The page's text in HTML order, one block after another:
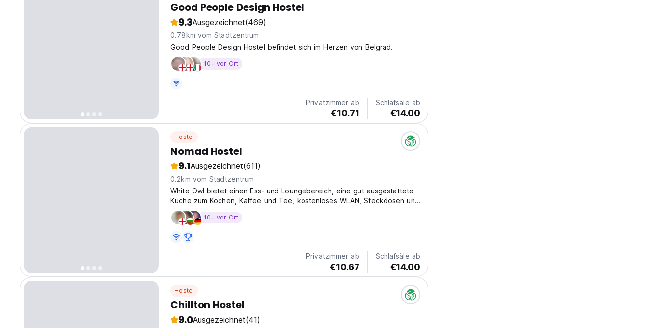
Good People Design Hostel
9.3Ausgezeichnet(469)
0.78km vom Stadtzentrum
Good People Design Hostel befindet sich im Herzen von Belgrad.
10+ vor Ort
Privatzimmer ab
€10.71
Schlafsäle ab
€14.00
Hostel
Nomad Hostel
9.1Ausgezeichnet(611)
0.2km vom Stadtzentrum
White Owl bietet einen Ess- und Loungebereich, eine gut ausgestattete
Küche zum Kochen, Kaffee und Tee, kostenloses WLAN, Steckdosen und
Lampen, Bücher zum Lesen vor dem Schlafengehen.
10+ vor Ort
Privatzimmer ab
€10.67
Schlafsäle ab
€14.00
Hostel
Chillton Hostel
9.0Ausgezeichnet(41)